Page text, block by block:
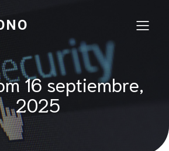
16 septiembre,
2025